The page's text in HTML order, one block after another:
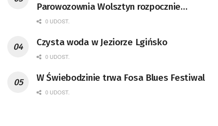
Parowozownia Wolsztyn rozpocznie
remont unikatowego Tr5-65
0 UDOST.
Czysta woda w Jeziorze Lgińsko
0 UDOST.
W Świebodzinie trwa Fosa Blues Festiwal
0 UDOST.